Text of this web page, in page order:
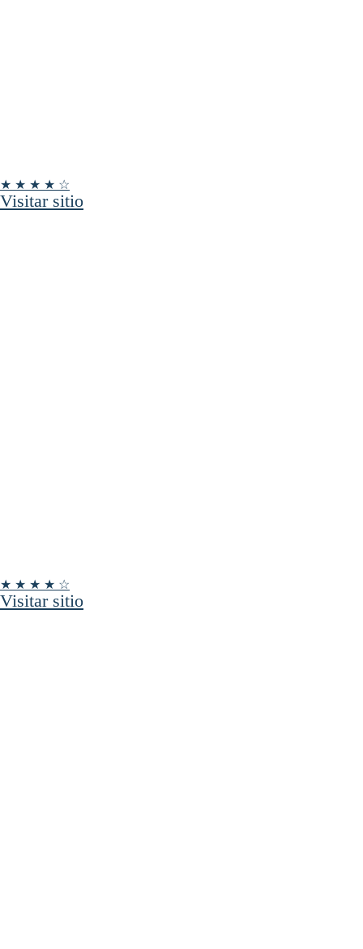
★ ★ ★ ★ ☆
Visitar sitio
★ ★ ★ ★ ☆
Visitar sitio